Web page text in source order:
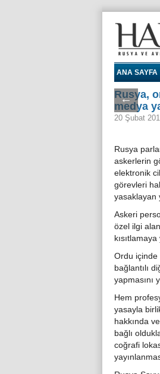
ANA SAYFA
←
Rusya,
medya
20 Şubat
Rusya
askerlerin
elektronik
görevleri
yasaklayan
Askeri
özel ilgi
Ordu içinde
bağlantılı
yapmasını
Hem
yasayla
hakkında
bağlı
coğrafi